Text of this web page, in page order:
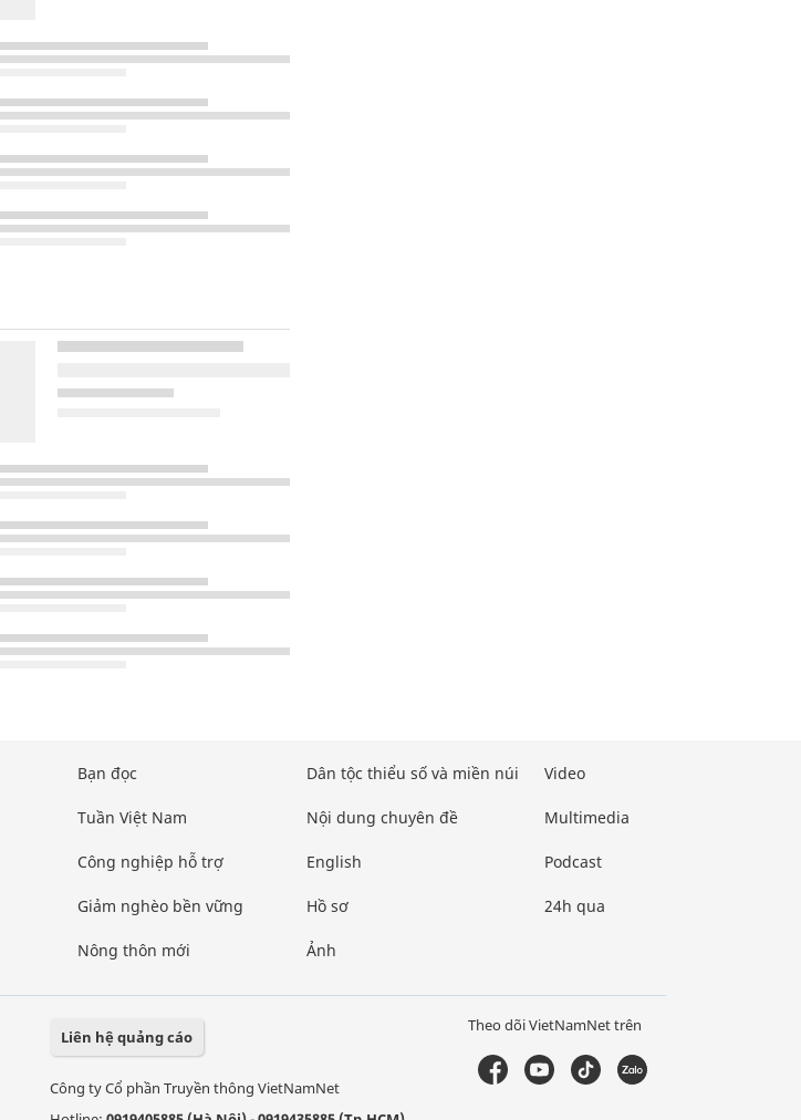
Bạn đọc
Tuần Việt Nam
Công nghiệp hỗ trợ
Giảm nghèo bền vững
Nông thôn mới
Dân tộc thiểu số và miền núi
Nội dung chuyên đề
English
Hồ sơ
Ảnh
Video
Multimedia
Podcast
24h qua
Liên hệ quảng cáo
Công ty Cổ phần Truyền thông VietNamNet
Theo dõi VietNamNet trên